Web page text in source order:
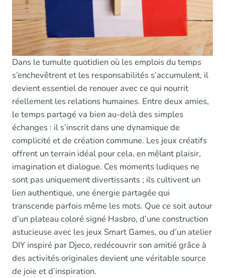
Dans le tumulte quotidien où les emplois du temps
s’enchevêtrent et les responsabilités s’accumulent, il
devient essentiel de renouer avec ce qui nourrit
réellement les relations humaines. Entre deux amies,
le temps partagé va bien au-delà des simples
échanges : il s’inscrit dans une dynamique de
complicité et de création commune. Les jeux créatifs
offrent un terrain idéal pour cela, en mêlant plaisir,
imagination et dialogue. Ces moments ludiques ne
sont pas uniquement divertissants ; ils cultivent un
lien authentique, une énergie partagée qui
transcende parfois même les mots. Que ce soit autour
d’un plateau coloré signé Hasbro, d’une construction
astucieuse avec les jeux Smart Games, ou d’un atelier
DIY inspiré par Djeco, redécouvrir son amitié grâce à
des activités originales devient une véritable source
de joie et d’inspiration.